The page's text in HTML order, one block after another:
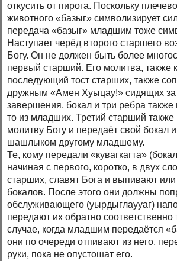
откусить от пирога. Поскольку
животного «базыг» символизирует
передача «базыг» младшим тоже
Наступает черёд второго старшего
Богу. Он не должен быть более
первый старший. Его молитва, также
последующий тост старших, также
дружным «Амен Хуыцау!» сидящих
завершения, бокал и три ребра
то из младших. Третий старший также
молитву Богу и передаёт свой бокал
шашлыком другому младшему.
Те, кому передали «кувагкагта»
начиная с первого, коротко, в двух
старших, славят Бога и выпивают или
бокалов. После этого они должны
обслуживающего (уырдыглаууаг)
передают их обратно
случае, когда младшим передаётся
они по очереди отпивают из него,
руки, пока не опустошат его.